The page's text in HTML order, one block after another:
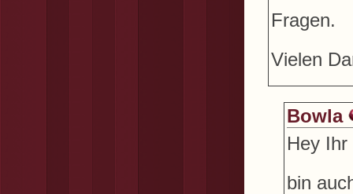
Fragen.
Vielen
Bowla
Hey Ihr
bin